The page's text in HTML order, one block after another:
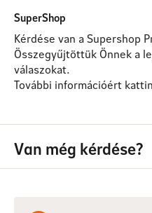
SuperShop
Kérdése van a Supershop
Összegyűjtöttük Önnek a
válaszokat.
További információért
Van még kérdése?